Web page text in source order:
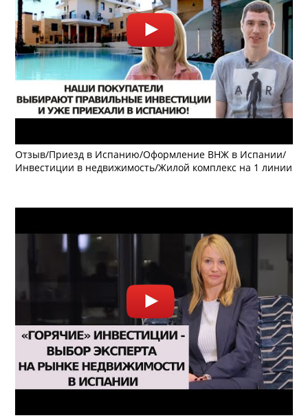
Отзыв/Приезд в Испанию/Оформление ВНЖ в Испании/
Инвестиции в недвижимость/Жилой комплекс на 1 линии